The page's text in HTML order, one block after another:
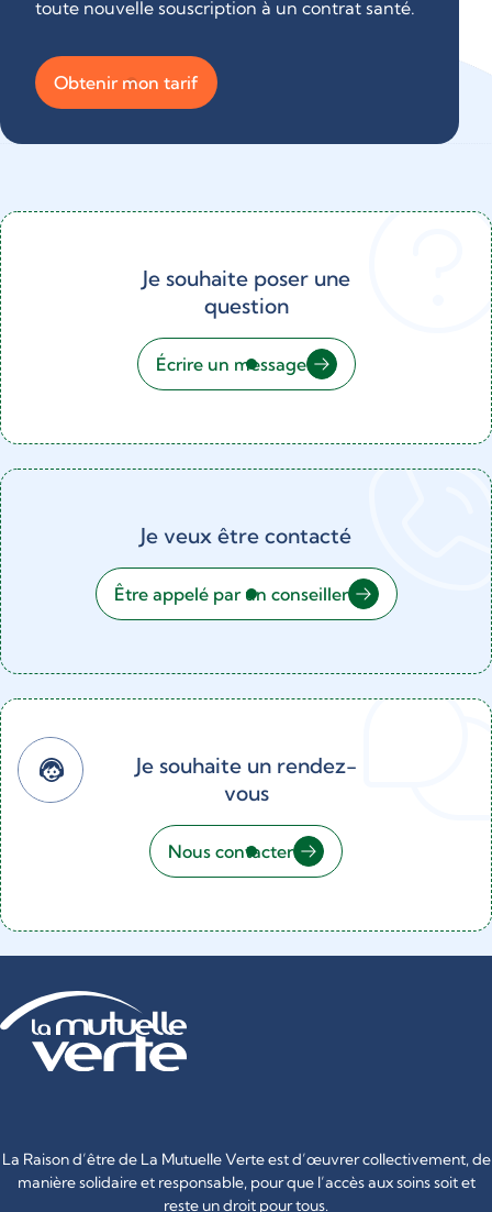
toute nouvelle souscription à un contrat santé.
Obtenir mon tarif
Je souhaite poser une
question
Écrire un message
Je veux être contacté
Être appelé par un conseiller
Je souhaite un rendez-
vous
Nous contacter
La Raison d’être de La Mutuelle Verte est d’œuvrer collectivement, de
manière solidaire et responsable, pour que l’accès aux soins soit et
reste un droit pour tous.